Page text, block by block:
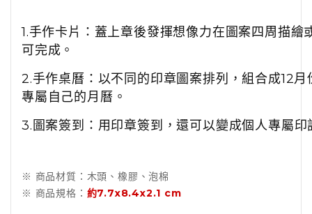
1.手作卡片：蓋上章後發揮想像力在圖案四周描繪
可完成。
2.手作桌曆：以不同的印章圖案排列，組合成12月
專屬自己的月曆。
3.圖案簽到：用印章簽到，還可以變成個人專屬印
※ 商品材質：木頭、橡膠、泡棉
※ 商品規格： 約7.7x8.4x2.1 cm